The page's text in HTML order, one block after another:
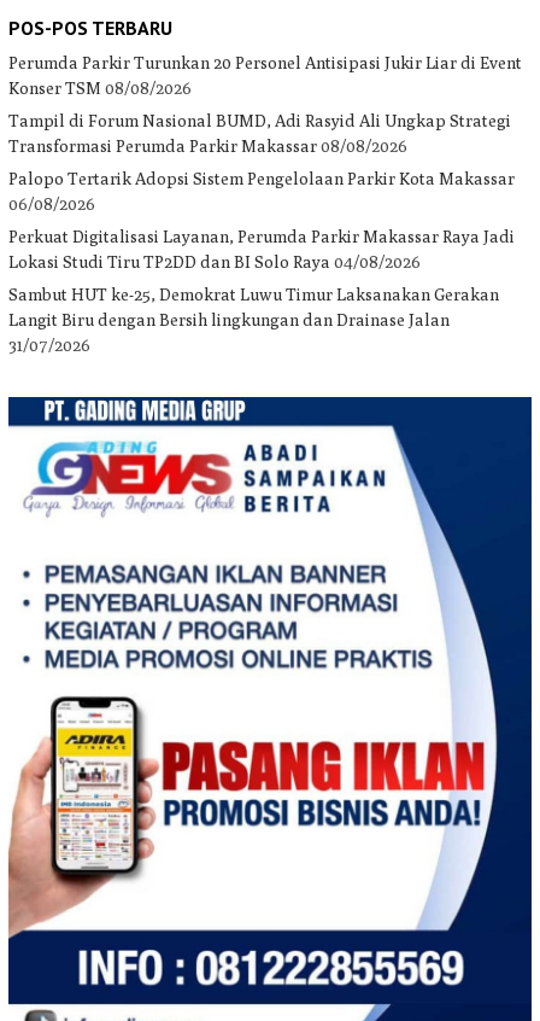
POS-POS TERBARU
Perumda Parkir Turunkan 20 Personel Antisipasi Jukir Liar di Event
Konser TSM 08/08/2026
Tampil di Forum Nasional BUMD, Adi Rasyid Ali Ungkap Strategi
Transformasi Perumda Parkir Makassar08/08/2026
Palopo Tertarik Adopsi Sistem Pengelolaan Parkir Kota Makassar
06/08/2026
Perkuat Digitalisasi Layanan, Perumda Parkir Makassar Raya Jadi
Lokasi Studi Tiru TP2DD dan BI Solo Raya 04/08/2026
Sambut HUT ke-25, Demokrat Luwu Timur Laksanakan Gerakan
Langit Biru dengan Bersih lingkungan dan Drainase Jalan
31/07/2026